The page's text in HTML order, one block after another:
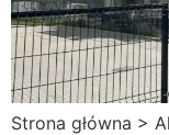
Strona główna >